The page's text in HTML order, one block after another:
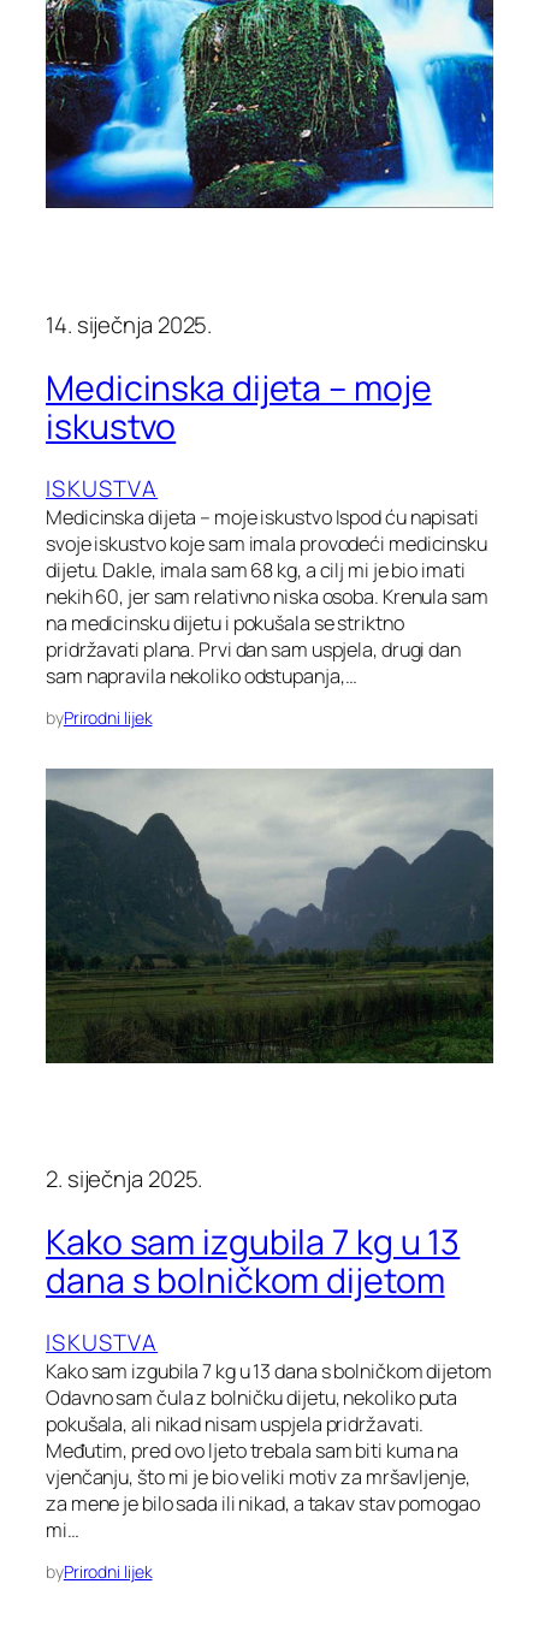
14. siječnja 2025.
Medicinska dijeta – moje
iskustvo
ISKUSTVA
Medicinska dijeta – moje iskustvo Ispod ću napisati
svoje iskustvo koje sam imala provodeći medicinsku
dijetu. Dakle, imala sam 68 kg, a cilj mi je bio imati
nekih 60, jer sam relativno niska osoba. Krenula sam
na medicinsku dijetu i pokušala se striktno
pridržavati plana. Prvi dan sam uspjela, drugi dan
sam napravila nekoliko odstupanja,…
byPrirodni lijek
2. siječnja 2025.
Kako sam izgubila 7 kg u 13
dana s bolničkom dijetom
ISKUSTVA
Kako sam izgubila 7 kg u 13 dana s bolničkom dijetom
Odavno sam čula z bolničku dijetu, nekoliko puta
pokušala, ali nikad nisam uspjela pridržavati.
Međutim, pred ovo ljeto trebala sam biti kuma na
vjenčanju, što mi je bio veliki motiv za mršavljenje,
za mene je bilo sada ili nikad, a takav stav pomogao
mi…
byPrirodni lijek